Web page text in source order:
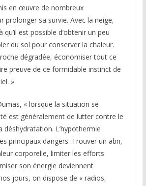
en œuvre de nombreux
prolonger sa survie. Avec la neige,
est possible d’obtenir un peu
du sol pour conserver la chaleur.
dégradée, économiser tout ce
preuve de ce formidable instinct de
»
« lorsque la situation se
est généralement de lutter contre le
déshydratation. L’hypothermie
principaux dangers. Trouver un abri,
corporelle, limiter les efforts
son énergie deviennent
jours, on dispose de « radios,